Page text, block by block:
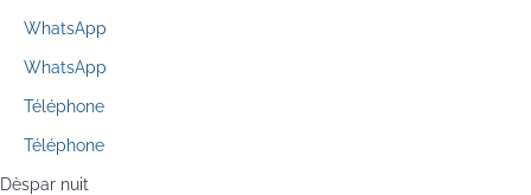
WhatsApp
WhatsApp
Téléphone
Téléphone
Dèspar nuit